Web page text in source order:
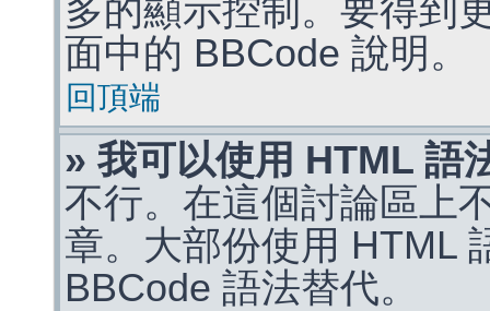
多的顯示控制。要得到
面中的 BBCode 說明。
回頂端
» 我可以使用 HTML 語
不行。在這個討論區上
章。大部份使用 HTML
BBCode 語法替代。